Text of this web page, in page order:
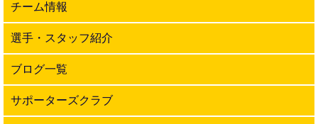
チーム情報
選手・スタッフ紹介
ブログ一覧
サポーターズクラブ